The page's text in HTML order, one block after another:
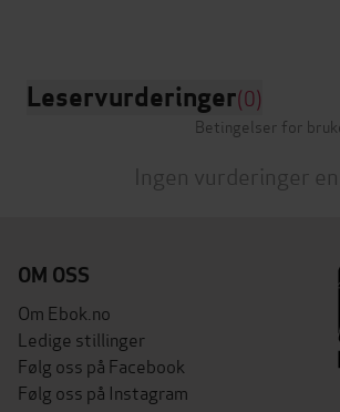
Leservurderinger(0)
Betingelser for
Ingen vurderinger
OM OSS
Om Ebok.no
Ledige stillinger
Følg oss på Facebook
Følg oss på Instagram